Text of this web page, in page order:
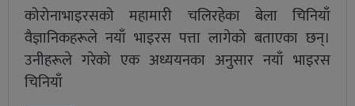
कोरोनाभाइरसको महामारी चलिरहेका बेला चिनियाँ
वैज्ञानिकहरूले नयाँ भाइरस पत्ता लागेको बताएका छन्।
उनीहरूले गरेको एक अध्ययनका अनुसार नयाँ भाइरस
चिनियाँ